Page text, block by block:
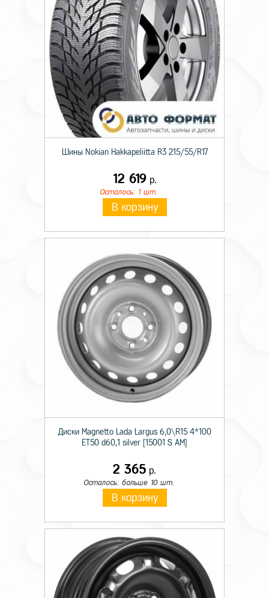
Шины Nokian Hakkapeliitta R3 215/55/R17
12 619р.
Осталось: 1 шт.
В корзину
Диски Magnetto Lada Largus 6,0\R15 4*100
ET50 d60,1 silver [15001 S AM]
2 365 р.
Осталось: больше 10 шт.
В корзину